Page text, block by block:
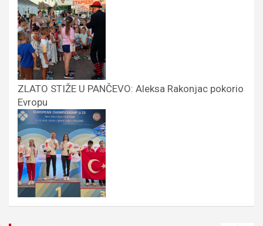
ZLATO STIŽE U PANČEVO: Aleksa Rakonjac pokorio
Evropu